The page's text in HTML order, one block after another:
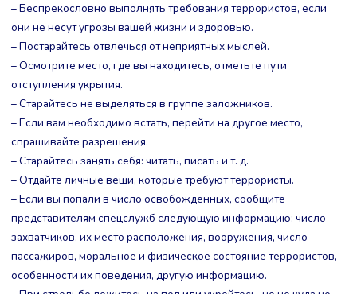
– Беспрекословно выполнять требования террористов, если
они не несут угрозы вашей жизни и здоровью.
– Постарайтесь отвлечься от неприятных мыслей.
– Осмотрите место, где вы находитесь, отметьте пути
отступления укрытия.
– Старайтесь не выделяться в группе заложников.
– Если вам необходимо встать, перейти на другое место,
спрашивайте разрешения.
– Старайтесь занять себя: читать, писать и т. д.
– Отдайте личные вещи, которые требуют террористы.
– Если вы попали в число освобожденных, сообщите
представителям спецслужб следующую информацию: число
захватчиков, их место расположения, вооружения, число
пассажиров, моральное и физическое состояние террористов,
особенности их поведения, другую информацию.